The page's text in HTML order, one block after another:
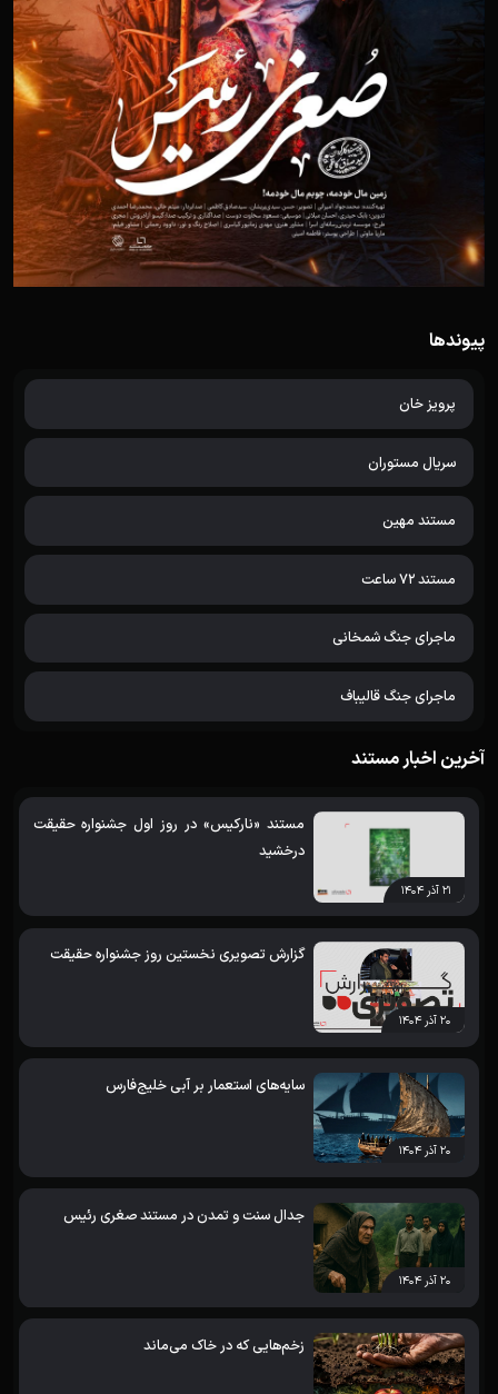
پیوندها
پرویز خان
سریال مستوران
مستند مهین
مستند 72 ساعت
ماجرای جنگ شمخانی
ماجرای جنگ قالیباف
آخرین اخبار مستند
۲۱ آذر ۱۴۰۴
مستند «نارکیس» در روز اول جشنواره حقیقت
درخشید
۲۰ آذر ۱۴۰۴
گزارش تصویری نخستین روز جشنواره حقیقت
۲۰ آذر ۱۴۰۴
سایه‌های استعمار بر آبی خلیج‌فارس
۲۰ آذر ۱۴۰۴
جدال سنت و تمدن در مستند صغری رئیس
زخم‌هایی که در خاک می‌ماند